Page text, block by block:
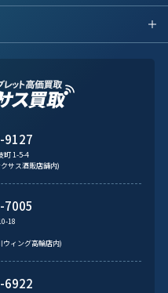
9127
町 1-5-4
サス酒販店舗内)
7005
18
ウィング高輪店内)
6922